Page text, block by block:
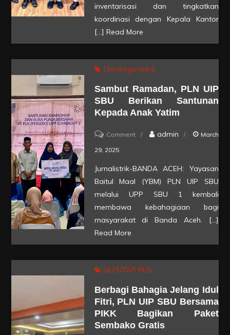
PLN
bersama
BPN
Percepat
Sertipikat
HGB
Tower
inventarisasi dan tingkatkan
koordinasi dengan Kepala Kantor
[…] Read More
Uncategorized
Sambut Ramadan, PLN UIP
SBU Berikan Santunan
Kepada Anak Yatim
Commenton
UIP
SBU
Berikan
Anak
admin March
29, 2025
Jurnalistrik-BANDA ACEH: Yayasan
Baitul Maal (YBM) PLN UIP SBU
melalui UPP SBU 1 kembali
membawa kebahagiaan bagi
masyarakat di Banda Aceh. […]
Read More
SEPUTAR PLN
Berbagi Bahagia Jelang Idul
Fitri, PLN UIP SBU Bersama
PIKK Bagikan Paket
Sembako Gratis